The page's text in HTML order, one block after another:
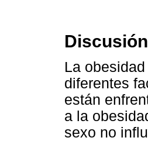
Discusión
La
diferentes
están
a la
sexo no